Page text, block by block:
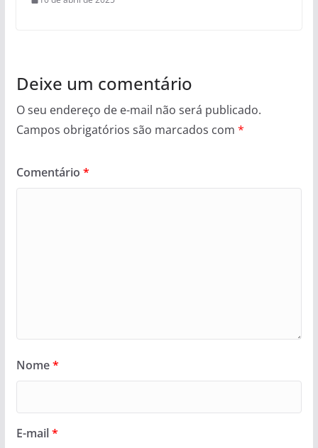
Deixe um comentário
O seu endereço de e-mail não será publicado.
Campos obrigatórios são marcados com *
Comentário *
Nome*
E-mail*